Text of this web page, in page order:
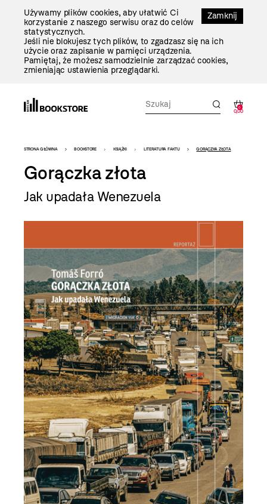
Zamknij
Używamy plików cookies, aby ułatwić Ci
korzystanie z naszego serwisu oraz do celów
statystycznych.
Jeśli nie blokujesz tych plików, to zgadzasz się na ich
użycie oraz zapisanie w pamięci urządzenia.
Pamiętaj, że możesz samodzielnie zarządzać cookies,
zmieniając ustawienia przeglądarki.
0
0,00
Bookstore
-
szablon
szczegóły
STRONA GŁÓWNA BOOKSTORE KSIĄŻKI LITERATURA FAKTU GORĄCZKA ZŁOTA
Gorączka złota
Jak upadała Wenezuela